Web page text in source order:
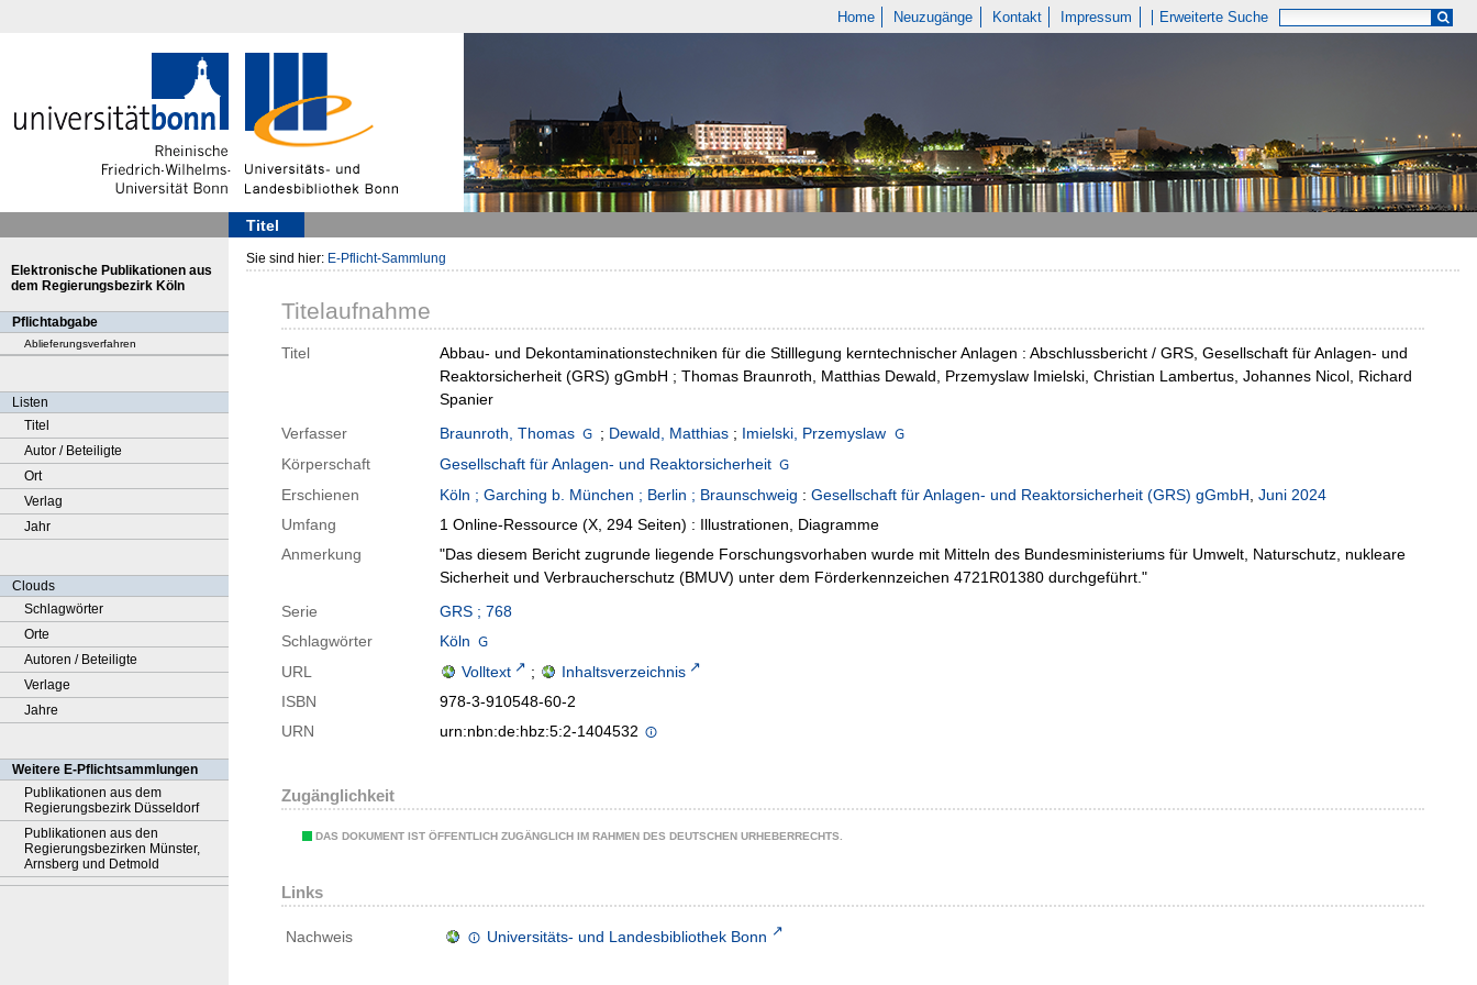
Home Neuzugänge Kontakt Impressum Erweiterte Suche
Titel
Elektronische Publikationen aus
dem Regierungsbezirk Köln
Pflichtabgabe
Ablieferungsverfahren
Listen
Titel
Autor / Beteiligte
Ort
Verlag
Jahr
Clouds
Schlagwörter
Orte
Autoren / Beteiligte
Verlage
Jahre
Weitere E-Pflichtsammlungen
Publikationen aus dem
Regierungsbezirk Düsseldorf
Publikationen aus den
Regierungsbezirken Münster,
Arnsberg und Detmold
Sie sind hier: E-Pflicht-Sammlung
Titelaufnahme
Titel
Abbau- und Dekontaminationstechniken für die Stilllegung kerntechnischer Anlagen : Abschlussbericht / GRS, Gesellschaft für Anlagen- und
Reaktorsicherheit (GRS) gGmbH ; Thomas Braunroth, Matthias Dewald, Przemyslaw Imielski, Christian Lambertus, Johannes Nicol, Richard
Spanier
Verfasser
Braunroth, Thomas ; Dewald, Matthias ; Imielski, Przemyslaw
Körperschaft
Gesellschaft für Anlagen- und Reaktorsicherheit
Erschienen
Köln ; Garching b. München ; Berlin ; Braunschweig : Gesellschaft für Anlagen- und Reaktorsicherheit (GRS) gGmbH, Juni 2024
Umfang
1 Online-Ressource (X, 294 Seiten) : Illustrationen, Diagramme
Anmerkung
"Das diesem Bericht zugrunde liegende Forschungsvorhaben wurde mit Mitteln des Bundesministeriums für Umwelt, Naturschutz, nukleare
Sicherheit und Verbraucherschutz (BMUV) unter dem Förderkennzeichen 4721R01380 durchgeführt."
Serie
GRS ; 768
Schlagwörter
Köln
URL
Volltext ;
Inhaltsverzeichnis
ISBN
978-3-910548-60-2
URN
urn:nbn:de:hbz:5:2-1404532
Zugänglichkeit
DAS DOKUMENT IST ÖFFENTLICH ZUGÄNGLICH IM RAHMEN DES DEUTSCHEN URHEBERRECHTS.
Links
Nachweis Universitäts- und Landesbibliothek Bonn